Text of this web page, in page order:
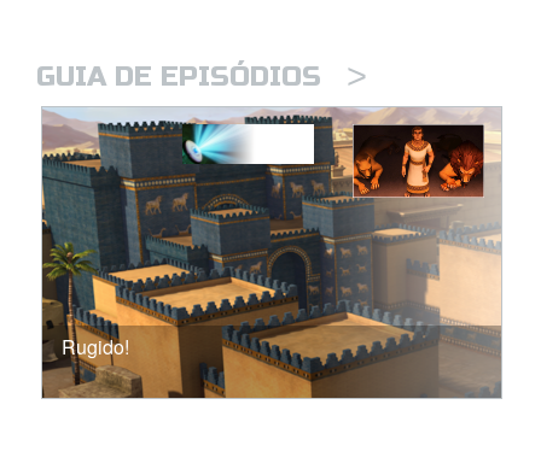
GUIA DE EPISÓDIOS >
Rugido!